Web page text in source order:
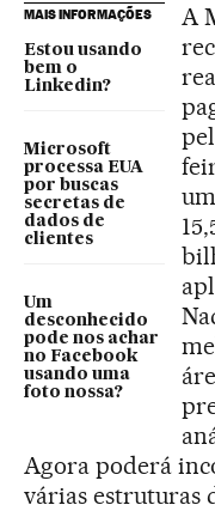
MAIS INFORMAÇÕES
Estou usando
bem o
Linkedin?
Microsoft
processa EUA
por buscas
secretas de
dados de
clientes
Um
desconhecido
pode nos achar
no Facebook
usando uma
foto nossa?
A
Agora poderá
várias estruturas